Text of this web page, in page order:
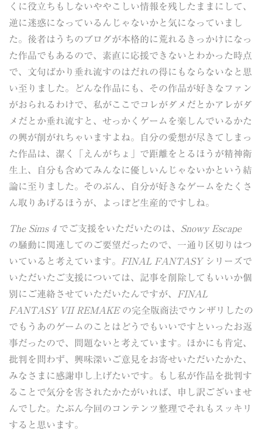
くに役立ちもしないややこしい情報を残したままにして、
逆に迷惑になっているんじゃないかと気になっていまし
た。後者はうちのブログが本格的に荒れるきっかけになっ
た作品でもあるので、素直に応援できないとわかった時点
で、文句ばかり垂れ流すのはだれの得にもならないなと思
い至りました。どんな作品にも、その作品が好きなファン
がおられるわけで、私がここでコレがダメだとかアレがダ
メだとか垂れ流すと、せっかくゲームを楽しんでいるかた
の興が削がれちゃいますよね。自分の愛想が尽きてしまっ
た作品は、潔く「えんがちょ」で距離をとるほうが精神衛
生上、自分も含めてみんなに優しいんじゃないかという結
論に至りました。そのぶん、自分が好きなゲームをたくさ
ん取りあげるほうが、よっぽど生産的ですしね。
The Sims 4でご支援をいただいたのは、 Snowy Escape
の騒動に関連してのご要望だったので、一通り区切りはつ
いていると考えています。
FINAL FANTASYシリーズで
いただいたご支援については、記事を削除してもいいか個
別にご連絡させていただいたんですが、
FINAL
FANTASY VII REMAKEの完全版商法でウンザリしたの
でもうあのゲームのことはどうでもいいですといったお返
事だったので、問題ないと考えています。ほかにも肯定、
批判を問わず、興味深いご意見をお寄せいただいたかた、
みなさまに感謝申し上げたいです。もし私が作品を批判す
ることで気分を害されたかたがいれば、申し訳ございませ
んでした。たぶん今回のコンテンツ整理でそれもスッキリ
すると思います。